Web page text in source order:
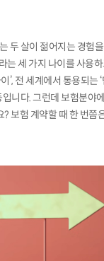
두 살이 젊어지는 경험
는 세 가지 나이를 사용
’, 전 세계에서 통용되는
입니다. 그런데 보험분야
보험 계약할 때 한 번쯤